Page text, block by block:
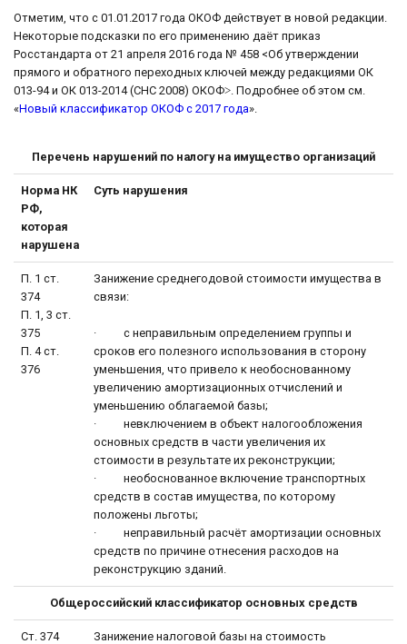
Отметим, что с 01.01.2017 года ОКОФ действует в новой редакции.
Некоторые подсказки по его применению даёт приказ
Росстандарта от 21 апреля 2016 года № 458 <Об утверждении
прямого и обратного переходных ключей между редакциями ОК
013-94 и ОК 013-2014 (СНС 2008) ОКОФ˃. Подробнее об этом см.
«Новый классификатор ОКОФ с 2017 года».
Перечень нарушений по налогу на имущество организаций
Норма НК
РФ,
которая
нарушена
Суть нарушения
П. 1 ст.
374
П. 1, 3 ст.
375
П. 4 ст.
376
Занижение среднегодовой стоимости имущества в
связи:
· с неправильным определением группы и
сроков его полезного использования в сторону
уменьшения, что привело к необоснованному
увеличению амортизационных отчислений и
уменьшению облагаемой базы;
· невключением в объект налогообложения
основных средств в части увеличения их
стоимости в результате их реконструкции;
· необоснованное включение транспортных
средств в состав имущества, по которому
положены льготы;
· неправильный расчёт амортизации основных
средств по причине отнесения расходов на
реконструкцию зданий.
Общероссийский классификатор основных средств
Ст. 374
Занижение налоговой базы на стоимость